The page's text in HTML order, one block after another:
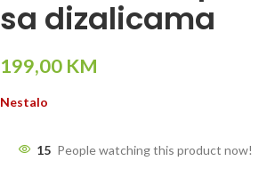
sa dizalicama
199,00 KM
Nestalo
15 People watching this product now!